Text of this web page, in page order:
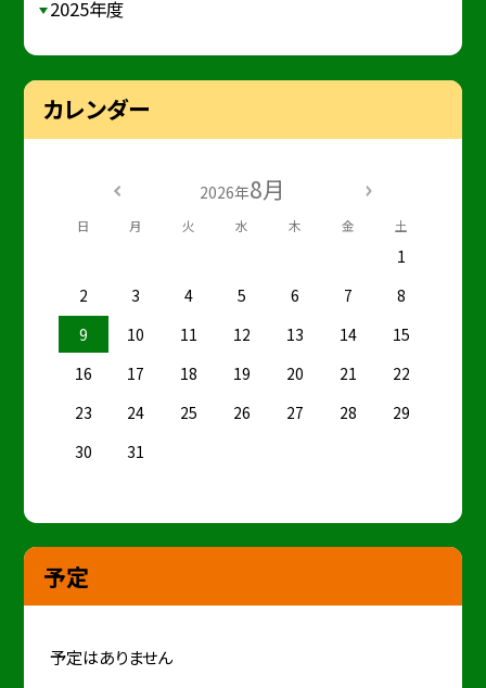
2025年度
カレンダー
2026年8月
日 月 火 水 木 金 土
1
2
3 4 5 6 7
8
9
10 11 12 13 14
15
16
17 18 19 20 21
22
23
24 25 26 27 28
29
30
31
予定
予定はありません